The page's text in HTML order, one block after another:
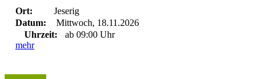
Ort:
Jeserig
Datum:
Mittwoch, 18.11.2026
Uhrzeit:
ab 09:00 Uhr
mehr